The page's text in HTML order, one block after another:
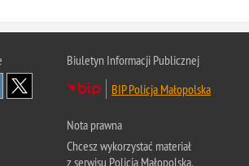
Biuletyn Informacji Publicznej
BIP Policja Małopolska
Nota prawna
Chcesz wykorzystać materiał
z serwisu Policja Małopolska.